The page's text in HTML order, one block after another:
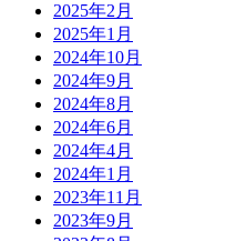
2025年2月
2025年1月
2024年10月
2024年9月
2024年8月
2024年6月
2024年4月
2024年1月
2023年11月
2023年9月